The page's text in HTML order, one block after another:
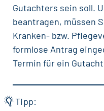
Gutachters sein soll.
beantragen, müssen
Kranken- bzw.
formlose Antrag
Termin für ein
Tipp: